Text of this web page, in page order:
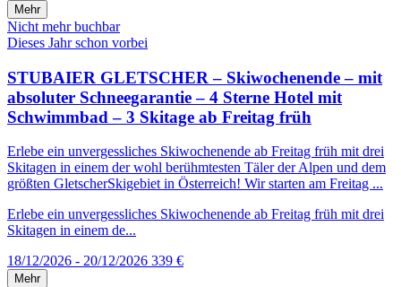
Mehr
Nicht mehr buchbar
Dieses Jahr schon vorbei
STUBAIER GLETSCHER – Skiwochenende – mit
absoluter Schneegarantie – 4 Sterne Hotel mit
Schwimmbad – 3 Skitage ab Freitag früh
Erlebe ein unvergessliches Skiwochenende ab Freitag früh mit drei
Skitagen in einem der wohl berühmtesten Täler der Alpen und dem
größten GletscherSkigebiet in Österreich! Wir starten am Freitag ...
Erlebe ein unvergessliches Skiwochenende ab Freitag früh mit drei
Skitagen in einem de...
18/12/2026 - 20/12/2026 339 €
Mehr